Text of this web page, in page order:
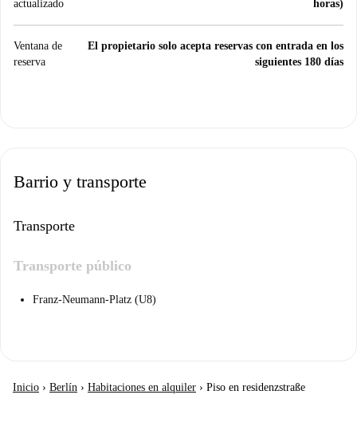
actualizado
horas)
Ventana de
reserva
El propietario solo acepta reservas con entrada en los
siguientes 180 días
Barrio y transporte
Transporte
Transporte público
Franz-Neumann-Platz (U8)
Inicio › Berlín › Habitaciones en alquiler › Piso en residenzstraße